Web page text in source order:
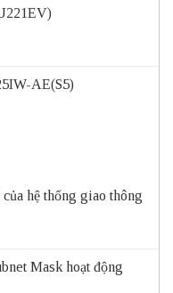
AE(S5)
hệ thống giao thông
Mask hoạt động